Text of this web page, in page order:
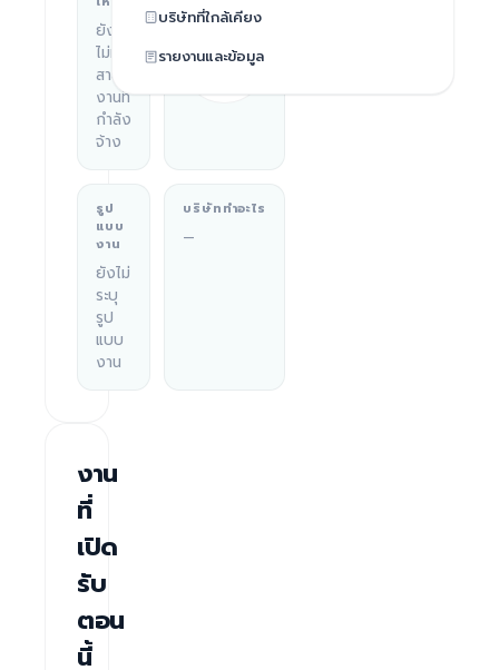
ยัง
ไม่มี
สาย
งานที่
กำลัง
จ้าง
국 서울
South
รูป
แบบ
งาน
ยังไม่
ระบุ
รูป
แบบ
งาน
บริษัททำอะไร
—
งาน
ที่
เปิด
รับ
ตอน
นี้
บริษัทที่ใกล้เคียง
รายงานและข้อมูล